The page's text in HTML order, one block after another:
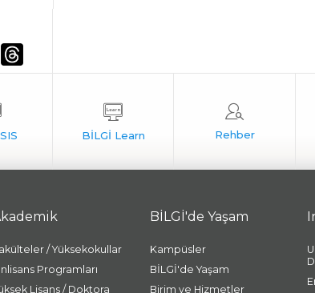
/ Yüksekokullar
Programları
Lisans / Doktora
BİLGİ'de Yaşam
Kampüsler
BİLGİ'de Yaşam
Birim ve Hizmetler